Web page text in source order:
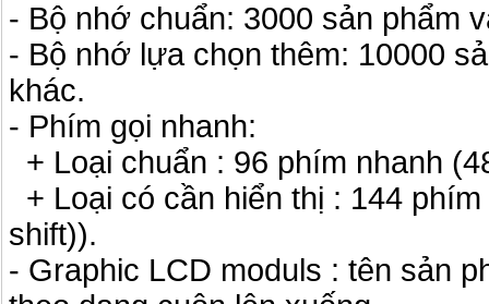
- Bộ nhớ chuẩn: 3000 sản phẩm
- Bộ nhớ lựa chọn thêm: 10000
khác.
- Phím gọi nhanh:
+ Loại chuẩn : 96 phím nhanh
+ Loại có cần hiển thị : 144
shift)).
- Graphic LCD moduls : tên sản